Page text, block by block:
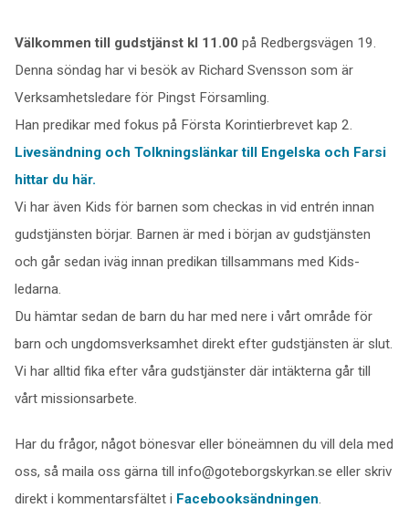
Välkommen till gudstjänst kl 11.00 på Redbergsvägen 19.
Denna söndag har vi besök av Richard Svensson som är
Verksamhetsledare för Pingst Församling.
Han predikar med fokus på Första Korintierbrevet kap 2.
Livesändning och Tolkningslänkar till Engelska och Farsi
hittar du här.
Vi har även Kids för barnen som checkas in vid entrén innan
gudstjänsten börjar. Barnen är med i början av gudstjänsten
och går sedan iväg innan predikan tillsammans med Kids-
ledarna.
Du hämtar sedan de barn du har med nere i vårt område för
barn och ungdomsverksamhet direkt efter gudstjänsten är slut.
Vi har alltid fika efter våra gudstjänster där intäkterna går till
vårt missionsarbete.
Har du frågor, något bönesvar eller böneämnen du vill dela med
oss, så maila oss gärna till info@goteborgskyrkan.se eller skriv
direkt i kommentarsfältet i Facebooksändningen.